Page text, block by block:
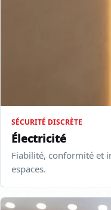
SÉCURITÉ DISCRÈTE
Électricité
Fiabilité, conformité et
espaces.